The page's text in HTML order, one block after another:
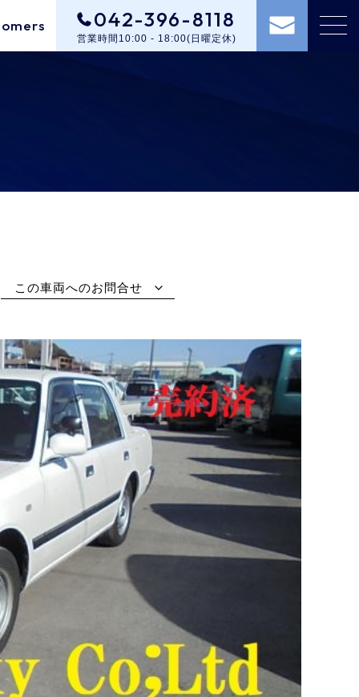
042-396-8118
営業時間10:00 - 18:00(日曜定休)
この車両へのお問合せ